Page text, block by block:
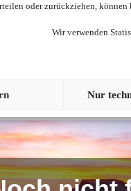
oder zurückziehen,
Wir verwenden
Nur